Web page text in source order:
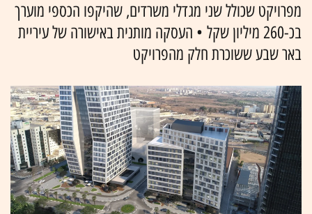
מפרויקט שכולל שני מגדלי משרדים, שהיקפו הכספי מוערך
בכ-260 מיליון שקל • העסקה מותנית באישורה של עיריית
באר שבע ששוכרת חלק מהפרויקט